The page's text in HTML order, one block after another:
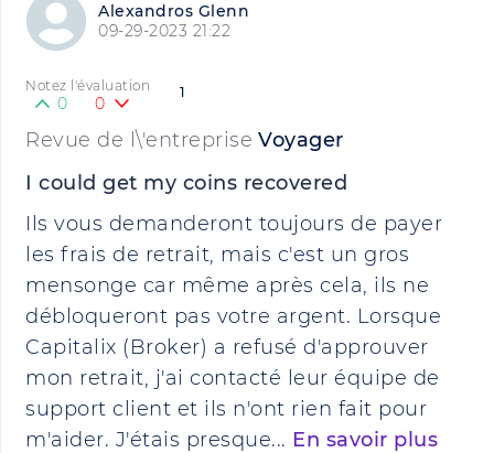
Alexandros Glenn
09-29-2023 21:22
1
Notez l'évaluation
0 0
Revue de l\'entreprise Voyager
I could get my coins recovered
Ils vous demanderont toujours de payer
les frais de retrait, mais c'est un gros
mensonge car même après cela, ils ne
débloqueront pas votre argent. Lorsque
Capitalix (Broker) a refusé d'approuver
mon retrait, j'ai contacté leur équipe de
support client et ils n'ont rien fait pour
m'aider. J'étais presque... En savoir plus